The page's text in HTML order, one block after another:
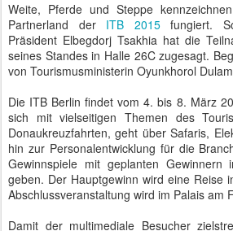
Weite, Pferde und Steppe
Partnerland der ITB 2015fungiert.
Präsident Elbegdorj Tsakhia hat die
seines Standes in Halle 26C zugesagt.
von Tourismusministerin Oyunkhorol
Die ITB Berlin findet vom 4. bis 8. März
sich mit vielseitigen Themen des
Donaukreuzfahrten, geht über Safaris,
hin zur Personalentwicklung für die
Gewinnspiele mit geplanten Gewinnern
geben. Der Hauptgewinn wird eine Reise
Abschlussveranstaltung wird im Palais am
Damit der multimediale Besucher